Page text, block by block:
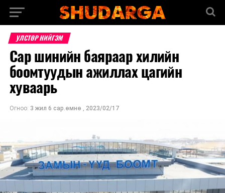
УЛСТӨР НИЙГЭМ
Сар шинийн баяраар хилийн
боомтуудын ажиллах цагийн
хуваарь
Огноо: 3 жил 6 сар.өмнө , 2023/02/17